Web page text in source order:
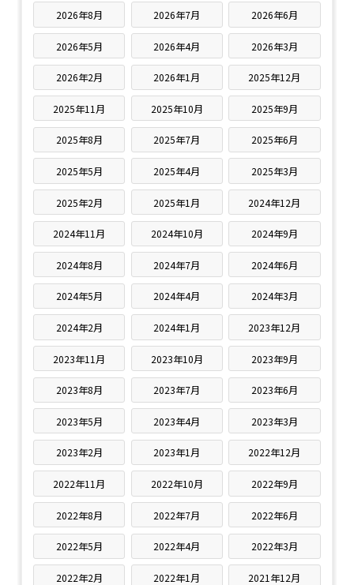
2026年8月 2026年7月 2026年6月
2026年5月 2026年4月 2026年3月
2026年2月 2026年1月 2025年12月
2025年11月 2025年10月 2025年9月
2025年8月 2025年7月 2025年6月
2025年5月 2025年4月 2025年3月
2025年2月 2025年1月 2024年12月
2024年11月 2024年10月 2024年9月
2024年8月 2024年7月 2024年6月
2024年5月 2024年4月 2024年3月
2024年2月 2024年1月 2023年12月
2023年11月 2023年10月 2023年9月
2023年8月 2023年7月 2023年6月
2023年5月 2023年4月 2023年3月
2023年2月 2023年1月 2022年12月
2022年11月 2022年10月 2022年9月
2022年8月 2022年7月 2022年6月
2022年5月 2022年4月 2022年3月
2022年2月 2022年1月 2021年12月